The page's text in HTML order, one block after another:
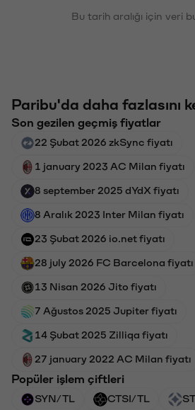
Bu tarih aralığı için veri
Paribu'da daha fazlasını
Son gezilen geçmiş fiyatlar
22 Şubat 2026 zkSync fiyatı
1 january 2023 AC Milan fiyatı
8 september 2025 dYdX fiyatı
8 Aralık 2023 Inter Milan fiyatı
23 Şubat 2026 io.net fiyatı
28 july 2026 FC Barcelona fiyatı
13 Nisan 2026 Jito fiyatı
7 Ağustos 2025 Jupiter fiyatı
14 Şubat 2025 Zilliqa fiyatı
27 january 2022 AC Milan fiyatı
Popüler işlem çiftleri
SYN/TL CTSI/TL